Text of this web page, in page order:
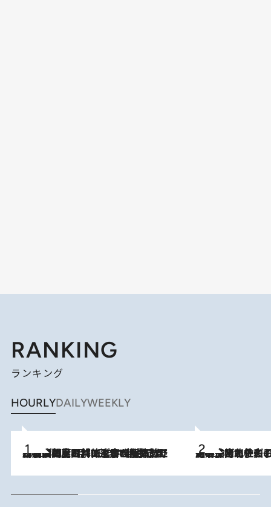
RANKING
ランキング
HOURLYDAILYWEEKLY
2026.8.8
「最後に見られてよかった」上野動物園の東園パンダ舎が解体前に特別公開。8月16日まで延長されたパネル展と共に辿る“半世紀”のパンダ飼育《解体工事の図面あり》 2026.8.3
《「文士の子ども被害者の会」発足！》阿川佐和子（72）が語る遠藤周作に北杜夫、劇作家・矢代静一の子どもたちの“文豪プライベート事件簿”